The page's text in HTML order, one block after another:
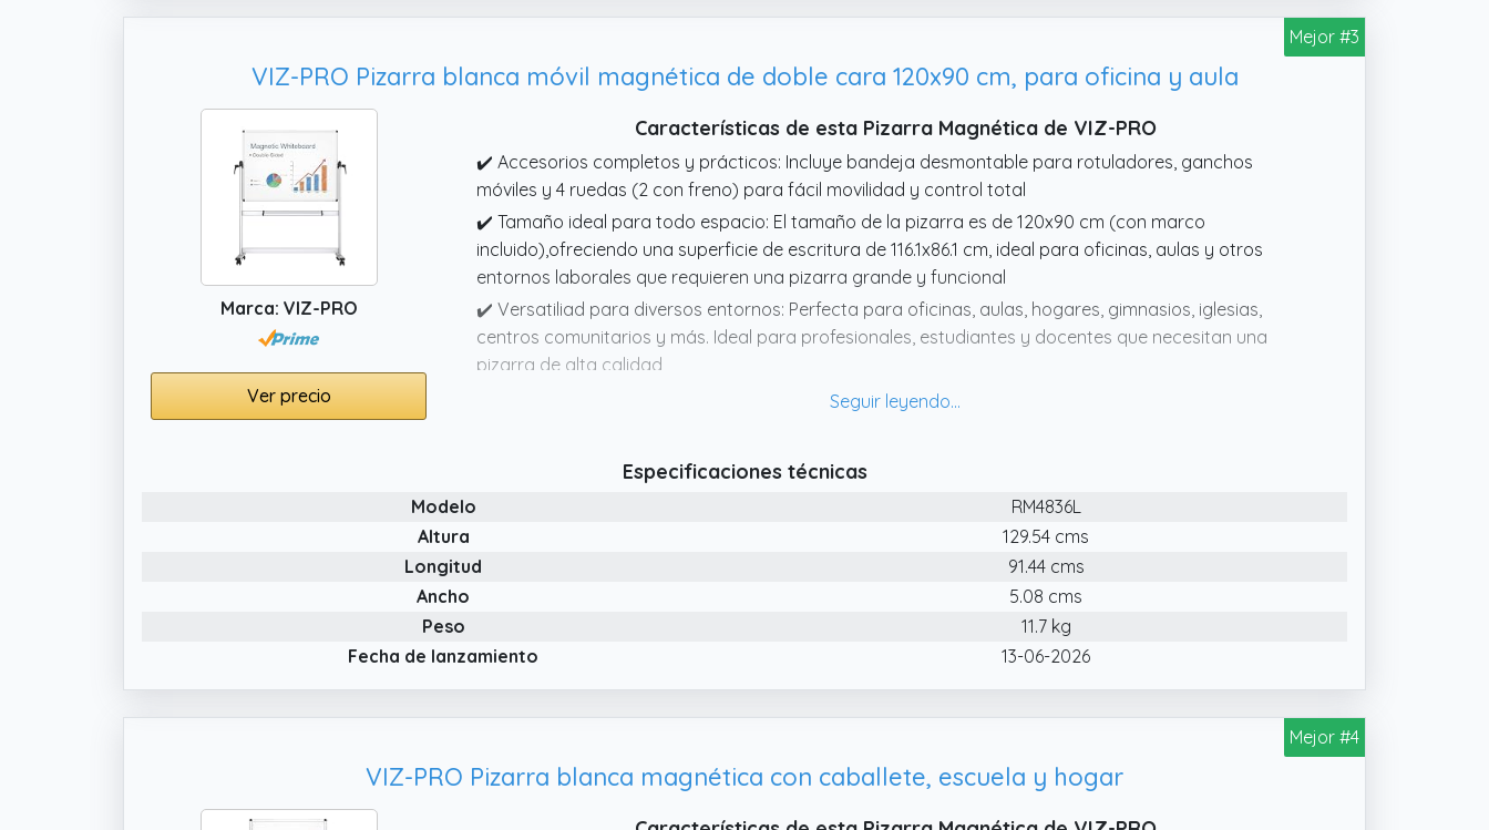
Mejor #3
VIZ-PRO Pizarra blanca móvil magnética de doble cara 120x90 cm, para oficina y aula
Marca: VIZ-PRO
Ver precio
Características de esta Pizarra Magnética de VIZ-PRO
✔️ Accesorios completos y prácticos: Incluye bandeja desmontable para rotuladores, ganchos
móviles y 4 ruedas (2 con freno) para fácil movilidad y control total
✔️ Tamaño ideal para todo espacio: El tamaño de la pizarra es de 120x90 cm (con marco
incluido),ofreciendo una superficie de escritura de 116.1x86.1 cm, ideal para oficinas, aulas y otros
entornos laborales que requieren una pizarra grande y funcional
✔️ Versatiliad para diversos entornos: Perfecta para oficinas, aulas, hogares, gimnasios, iglesias,
centros comunitarios y más. Ideal para profesionales, estudiantes y docentes que necesitan una
pizarra de alta calidad
✔️ Ajuste de ángulo de 360 grados: Ajuste de ángulo 360° para una postura ergonómica y bloqueo
fácilmente con rotuladores de borrado en seco. Uso en ambas caras para mayor funcionalidad
Especificaciones técnicas
Modelo
RM4836L
Altura
129.54 cms
Longitud
91.44 cms
Ancho
5.08 cms
Peso
11.7 kg
Fecha de lanzamiento
13-06-2026
Mejor #4
VIZ-PRO Pizarra blanca magnética con caballete, escuela y hogar